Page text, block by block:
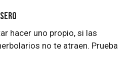
hacer uno propio, si las
no te atraen. Prueba